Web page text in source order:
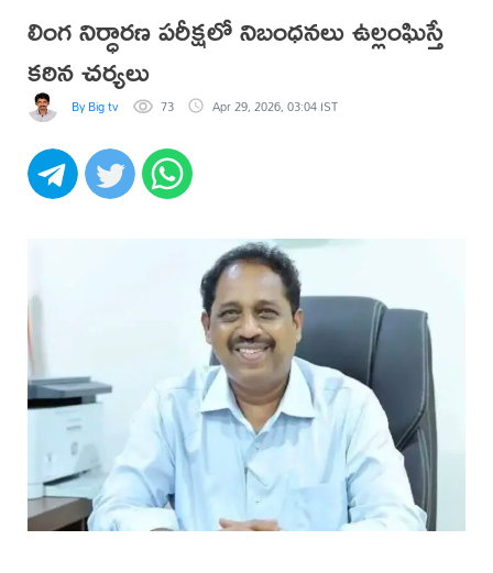
లింగ నిర్ధారణ పరీక్షలో నిబంధనలు ఉల్లంఘిస్తే
కఠిన చర్యలు
By Big tv 73 Apr 29, 2026, 03:04 IST